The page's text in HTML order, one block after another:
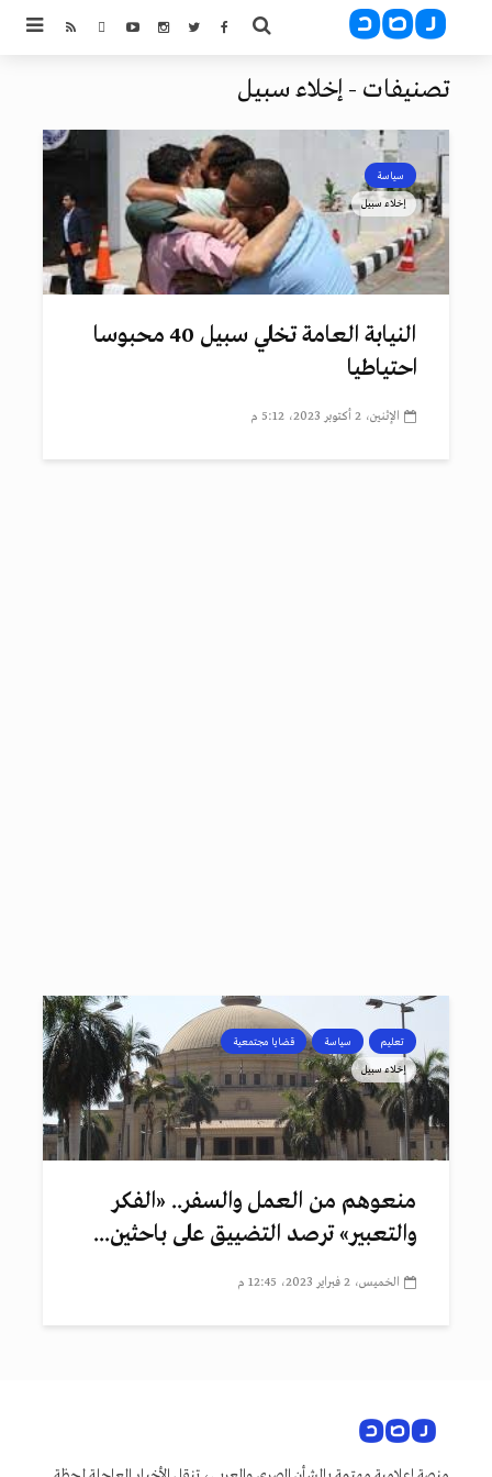
تصنيفات - إخلاء سبيل
سياسة
إخلاء سبيل
النيابة العامة تخلي سبيل 40 محبوسا
احتياطيا
الإثنين، 2 أكتوبر 2023، 5:12 م
تعليم سياسة قضايا مجتمعية
إخلاء سبيل
منعوهم من العمل والسفر.. «الفكر
والتعبير» ترصد التضييق على باحثين...
الخميس، 2 فبراير 2023، 12:45 م